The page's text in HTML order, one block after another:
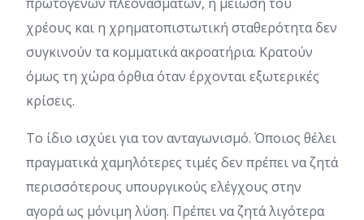
χρέους και η χρηματοπιστωτική σταθερότητα δεν
συγκινούν τα κομματικά ακροατήρια. Κρατούν
όμως τη χώρα όρθια όταν έρχονται εξωτερικές
κρίσεις.
Το ίδιο ισχύει για τον ανταγωνισμό. Όποιος θέλει
πραγματικά χαμηλότερες τιμές δεν πρέπει να ζητά
περισσότερους υπουργικούς ελέγχους στην
αγορά ως μόνιμη λύση. Πρέπει να ζητά λιγότερα